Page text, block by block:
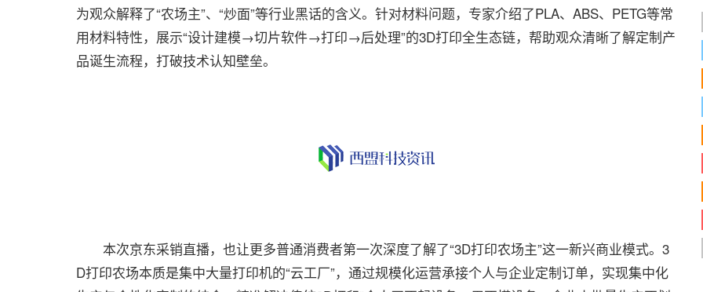
为观众解释了“农场主”、“炒面”等行业黑话的含义。针对材料问题，专家介绍了PLA、ABS、PETG等常
用材料特性，展示“设计建模→切片软件→打印→后处理”的3D打印全生态链，帮助观众清晰了解定制产
品诞生流程，打破技术认知壁垒。
本次京东采销直播，也让更多普通消费者第一次深度了解了“3D打印农场主”这一新兴商业模式。3
D打印农场本质是集中大量打印机的“云工厂”，通过规模化运营承接个人与企业定制订单，实现集中化